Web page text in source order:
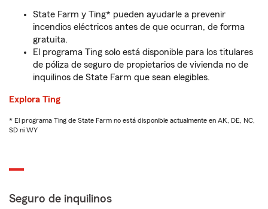
State Farm y Ting* pueden ayudarle a prevenir
incendios eléctricos antes de que ocurran, de forma
gratuita.
El programa Ting solo está disponible para los titulares
de póliza de seguro de propietarios de vivienda no de
inquilinos de State Farm que sean elegibles.
Explora Ting
* El programa Ting de State Farm no está disponible actualmente en AK, DE, NC,
SD ni WY
Seguro de inquilinos